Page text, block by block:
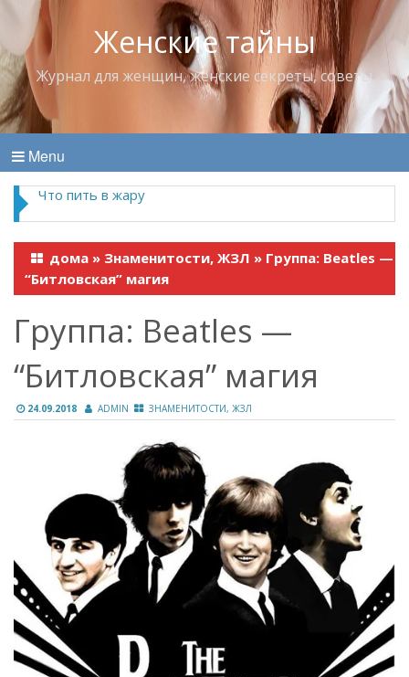
Женские тайны
Журнал для женщин, женские секреты, советы
Menu
Продукты, которые лучше всего “работают” в
дома » Знаменитости, ЖЗЛ » Группа: Beatles —
“Битловская” магия
Группа: Beatles —
“Битловская” магия
24.09.2018 ADMIN ЗНАМЕНИТОСТИ, ЖЗЛ